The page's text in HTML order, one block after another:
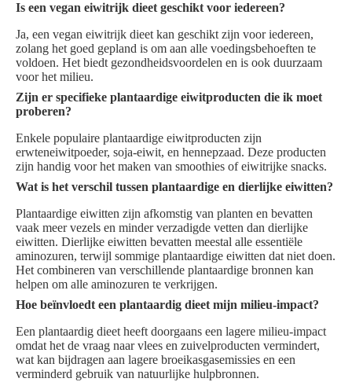
Is een vegan eiwitrijk dieet geschikt voor iedereen?
Ja, een vegan eiwitrijk dieet kan geschikt zijn voor iedereen,
zolang het goed gepland is om aan alle voedingsbehoeften te
voldoen. Het biedt gezondheidsvoordelen en is ook duurzaam
voor het milieu.
Zijn er specifieke plantaardige eiwitproducten die ik moet
proberen?
Enkele populaire plantaardige eiwitproducten zijn
erwteneiwitpoeder, soja-eiwit, en hennepzaad. Deze producten
zijn handig voor het maken van smoothies of eiwitrijke snacks.
Wat is het verschil tussen plantaardige en dierlijke eiwitten?
Plantaardige eiwitten zijn afkomstig van planten en bevatten
vaak meer vezels en minder verzadigde vetten dan dierlijke
eiwitten. Dierlijke eiwitten bevatten meestal alle essentiële
aminozuren, terwijl sommige plantaardige eiwitten dat niet doen.
Het combineren van verschillende plantaardige bronnen kan
helpen om alle aminozuren te verkrijgen.
Hoe beïnvloedt een plantaardig dieet mijn milieu-impact?
Een plantaardig dieet heeft doorgaans een lagere milieu-impact
omdat het de vraag naar vlees en zuivelproducten vermindert,
wat kan bijdragen aan lagere broeikasgasemissies en een
verminderd gebruik van natuurlijke hulpbronnen.